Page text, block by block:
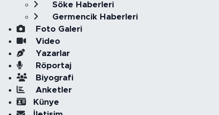
Söke Haberleri
Germencik Haberleri
Foto Galeri
Video
Yazarlar
Röportaj
Biyografi
Anketler
Künye